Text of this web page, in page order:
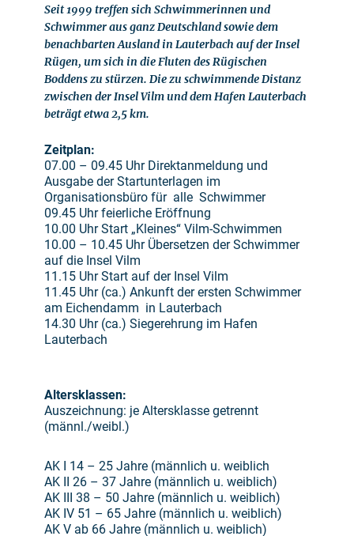
Seit 1999 treffen sich Schwimmerinnen und
Schwimmer aus ganz Deutschland sowie dem
benachbarten Ausland in Lauterbach auf der Insel
Rügen, um sich in die Fluten des Rügischen
Boddens zu stürzen. Die zu schwimmende Distanz
zwischen der Insel Vilm und dem Hafen Lauterbach
beträgt etwa 2,5 km.
Zeitplan:
07.00 – 09.45 Uhr Direktanmeldung und
Ausgabe der Startunterlagen im
Organisationsbüro für alle Schwimmer
09.45 Uhr feierliche Eröffnung
10.00 Uhr Start „Kleines“ Vilm-Schwimmen
10.00 – 10.45 Uhr Übersetzen der Schwimmer
auf die Insel Vilm
11.15 Uhr Start auf der Insel Vilm
11.45 Uhr (ca.) Ankunft der ersten Schwimmer
am Eichendamm in Lauterbach
14.30 Uhr (ca.) Siegerehrung im Hafen
Lauterbach
Altersklassen:
Auszeichnung: je Altersklasse getrennt
(männl./weibl.)
AK I 14 – 25 Jahre (männlich u. weiblich
AK II 26 – 37 Jahre (männlich u. weiblich)
AK III 38 – 50 Jahre (männlich u. weiblich)
AK IV 51 – 65 Jahre (männlich u. weiblich)
AK V ab 66 Jahre (männlich u. weiblich)